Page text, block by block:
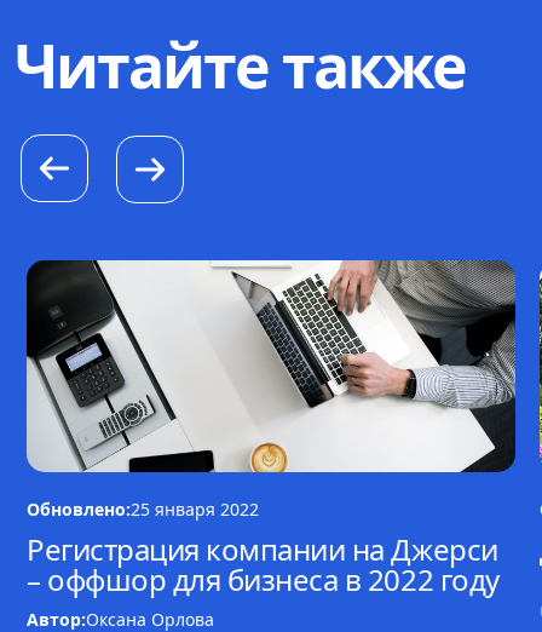
Читайте также
Обновлено:25 января 2022
Регистрация компании на Джерси
– оффшор для бизнеса в 2022 году
Автор:Оксана Орлова